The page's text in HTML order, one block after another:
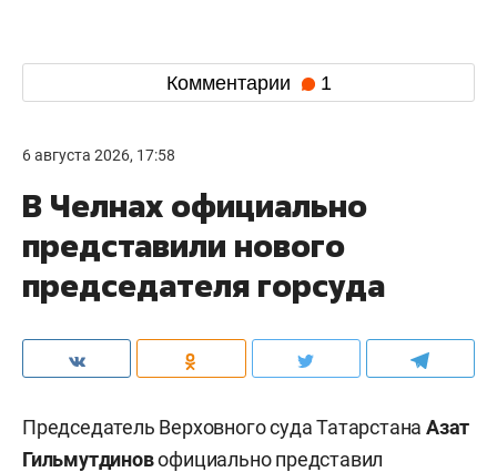
Комментарии 1
6 августа 2026, 17:58
В Челнах официально
представили нового
председателя горсуда
Председатель Верховного суда Татарстана Азат
Гильмутдиновофициальнопредставил